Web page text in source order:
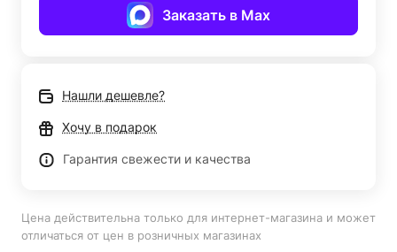
Заказать в Max
Нашли дешевле?
Хочу в подарок
Гарантия свежести и качества
Цена действительна только для интернет-магазина и может
отличаться от цен в розничных магазинах